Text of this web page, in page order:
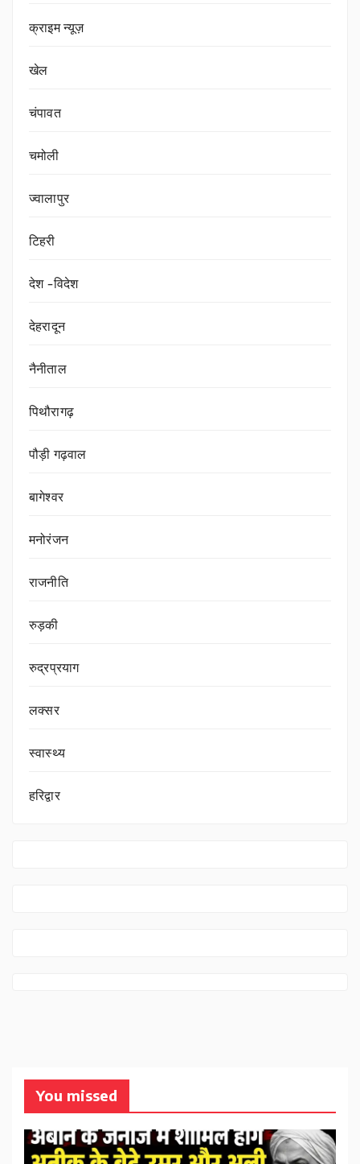
क्राइम न्यूज़
खेल
चंपावत
चमोली
ज्वालापुर
टिहरी
देश -विदेश
देहरादून
नैनीताल
पिथौरागढ़
पौड़ी गढ़वाल
बागेश्वर
मनोरंजन
राजनीति
रुड़की
रुद्रप्रयाग
लक्सर
स्वास्थ्य
हरिद्वार
You missed